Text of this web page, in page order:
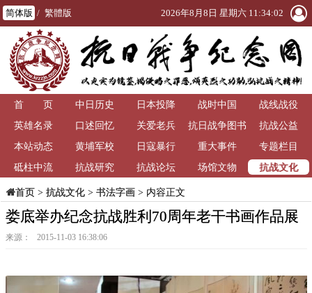
简体版 / 繁體版 2026年8月8日 星期六 11:34:02
首 页 中日历史 日本投降 战时中国
战线战役
英雄名录
口述回忆 关爱老兵
抗日战争图书
馆
抗战公益
本站动态
黄埔军校 日寇暴行 重大事件
专题栏目
砥柱中流
抗战研究 抗战论坛 场馆文物 抗战文化
首页> 抗战文化> 书法字画> 内容正文
娄底举办纪念抗战胜利70周年老干书画作品展
来源： 2015-11-03 16:38:06